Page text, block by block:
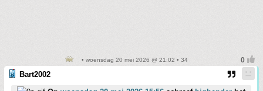
• woensdag 20 mei 2026 @ 21:02 • 34
Bart2002